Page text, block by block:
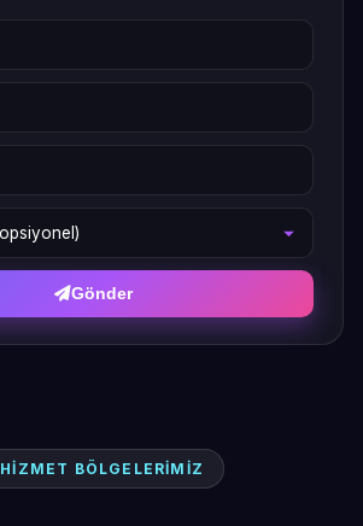
Gönder
HIZMET BÖLGELERIMIZ